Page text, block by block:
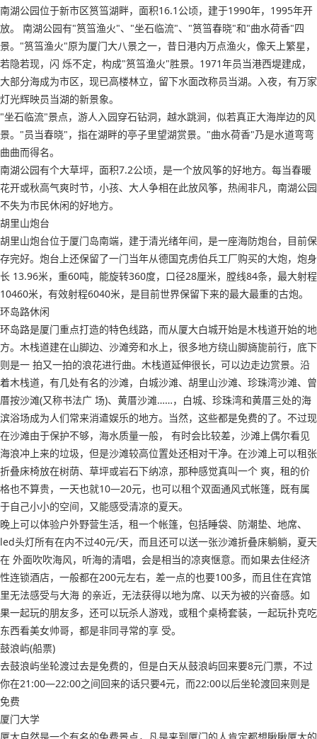
南湖公园位于新市区筼筜湖畔，面积16.1公顷，建于1990年，1995年开
放。 南湖公园有"筼筜渔火"、"坐石临流"、"筼筜春晓"和"曲水荷香"四
景。"筼筜渔火"原为厦门大八景之一，昔日港内万点渔火，像天上繁星，
若隐若现，闪 烁不定，构成"筼筜渔火"胜景。1971年员当港西堤建成，
大部分海成为市区，现已高楼林立，留下水面改称员当湖。入夜，有万家
灯光辉映员当湖的新景象。
"坐石临流"景点，游人入园穿石钻洞，越水跳涧，似若真正大海岸边的风
景。"员当春晓"，指在湖畔的亭子里望湖赏景。"曲水荷香"乃是水道弯弯
曲曲而得名。
南湖公园有个大草坪，面积7.2公顷，是一个放风筝的好地方。每当春暖
花开或秋高气爽时节，小孩、大人争相在此放风筝，热闹非凡，南湖公园
不失为市民休闲的好地方。
胡里山炮台
胡里山炮台位于厦门岛南端，建于清光绪年间，是一座海防炮台，目前保
存完好。炮台上还保留了一门当年从德国克虏伯兵工厂购买的大炮，炮身
长 13.96米，重60吨，能旋转360度，口径28厘米，膛线84条，最大射程
10460米，有效射程6040米，是目前世界保留下来的最大最重的古炮。
环岛路休闲
环岛路是厦门重点打造的特色线路，而从厦大白城开始是木栈道开始的地
方。木栈道建在山脚边、沙滩旁和水上，很多地方绕山脚旖旎前行，底下
则是一 拍又一拍的浪花进行曲。木栈道延伸很长，可以边走边赏景。沿
着木栈道，有几处有名的沙滩，白城沙滩、胡里山沙滩、珍珠湾沙滩、曾
厝按沙滩(又称书法广 场)、黄厝沙滩……，白城、珍珠湾和黄厝三处的海
滨浴场成为人们常来消遣娱乐的地方。当然，这些都是免费的了。不过现
在沙滩由于保护不够，海水质量一般， 有时会比较差，沙滩上偶尔看见
海浪冲上来的垃圾，但是沙滩较高位置处还相对干净。在沙滩上可以租张
折叠床椅放在树荫、草坪或岩石下纳凉，那种感觉真叫一个 爽，租的价
格也不算贵，一天也就10—20元，也可以租个双面通风式帐篷，既有属
于自己小小的空间，又能感受清凉的夏天。
晚上可以体验户外野营生活，租一个帐篷，包括睡袋、防潮垫、地席、
led头灯所有在内不过40元/天，而且还可以送一张沙滩折叠床躺躺，夏天
在 外面吹吹海风，听海的清唱，会是相当的凉爽惬意。而如果去住经济
性连锁酒店，一般都在200元左右，差一点的也要100多，而且住在宾馆
里无法感受与大海 的亲近，无法获得以地为席、以天为被的兴奋感。如
果一起玩的朋友多，还可以玩杀人游戏，或租个桌椅套装，一起玩扑克吃
东西看美女帅哥，都是非同寻常的享 受。
鼓浪屿(船票)
去鼓浪屿坐轮渡过去是免费的，但是白天从鼓浪屿回来要8元门票，不过
你在21:00—22:00之间回来的话只要4元，而22:00以后坐轮渡回来则是
免费
厦门大学